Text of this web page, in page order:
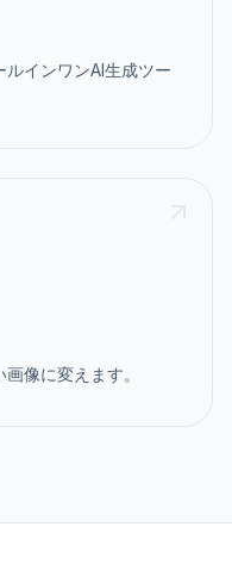
インワンAI生成ツー
像に変えます。